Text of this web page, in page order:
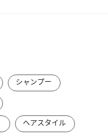
シャンプー
ヘアスタイル